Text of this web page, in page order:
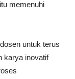
memenuhi
untuk terus
karya inovatif